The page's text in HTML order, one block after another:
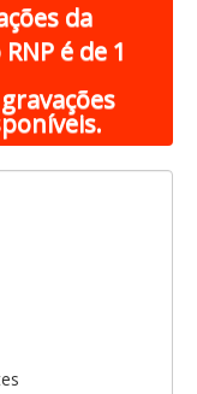
da
é de 1